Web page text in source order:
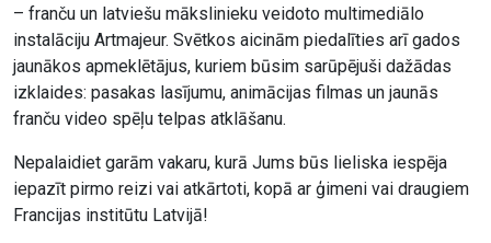
– franču un latviešu mākslinieku veidoto multimediālo
instalāciju Artmajeur. Svētkos aicinām piedalīties arī gados
jaunākos apmeklētājus, kuriem būsim sarūpējuši dažādas
izklaides: pasakas lasījumu, animācijas filmas un jaunās
franču video spēļu telpas atklāšanu.
Nepalaidiet garām vakaru, kurā Jums būs lieliska iespēja
iepazīt pirmo reizi vai atkārtoti, kopā ar ģimeni vai draugiem
Francijas institūtu Latvijā!